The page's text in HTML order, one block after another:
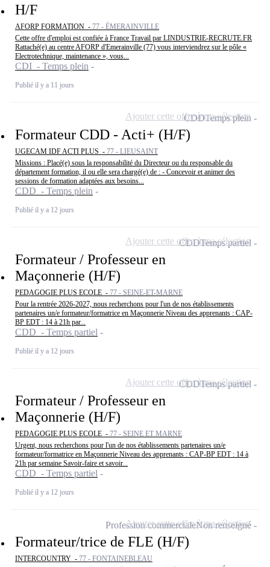
H/F
AFORP FORMATION - 77 - ÉMERAINVILLE
Cette offre d'emploi est confiée à France Travail par LINDUSTRIE-RECRUTE.FR
Rattaché(e) au centre AFORP d'Emerainville (77) vous interviendrez sur le pôle «
Electrotechnique, maintenance », vous...
CDI - Temps plein
Publié il y a 11 jours
Formateur CDD - Acti+ (H/F)
UGECAM IDF ACTI PLUS - 77 - LIEUSAINT
Missions : Placé(e) sous la responsabilité du Directeur ou du responsable du
département formation, il ou elle sera chargé(e) de : - Concevoir et animer des
sessions de formation adaptées aux besoins...
CDD - Temps plein
Publié il y a 12 jours
CDDTemps plein
Ajouter cette offre à ma sélection
Formateur / Professeur en
Maçonnerie (H/F)
PEDAGOGIE PLUS ECOLE - 77 - SEINE-ET-MARNE
Pour la rentrée 2026-2027, nous recherchons pour l'un de nos établissements
partenaires un/e formateur/formatrice en Maçonnerie Niveau des apprenants : CAP-
BP EDT : 14 à 21h par...
CDD - Temps partiel
Publié il y a 12 jours
CDDTemps partiel
Ajouter cette offre à ma sélection
Formateur / Professeur en
Maçonnerie (H/F)
PEDAGOGIE PLUS ECOLE - 77 - SEINE ET MARNE
Urgent, nous recherchons pour l'un de nos établissements partenaires un/e
formateur/formatrice en Maçonnerie Niveau des apprenants : CAP-BP EDT : 14 à
21h par semaine Savoir-faire et savoir...
CDD - Temps partiel
Publié il y a 12 jours
CDDTemps partiel
Ajouter cette offre à ma sélection
Formateur/trice de FLE (H/F)
INTERCOUNTRY - 77 - FONTAINEBLEAU
Profession commercialeNon renseigné
Ajouter cette offre à ma sélection